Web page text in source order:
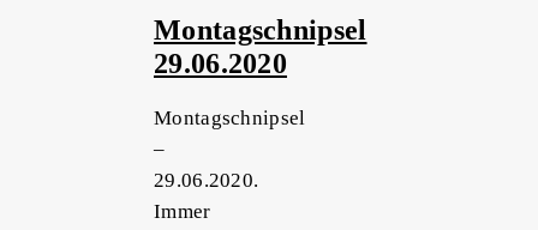
Montagschnipsel
29.06.2020
Montagschnipsel
–
29.06.2020.
Immer